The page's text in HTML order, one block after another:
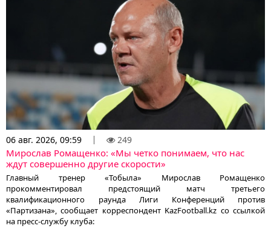
06 авг. 2026, 09:59 249
Мирослав Ромащенко: «Мы четко понимаем, что нас
ждут совершенно другие скорости»
Главный тренер «Тобыла» Мирослав Ромащенко
прокомментировал предстоящий матч третьего
квалификационного раунда Лиги Конференций против
«Партизана», сообщает корреспондент KazFootball.kz со ссылкой
на пресс-службу клуба: